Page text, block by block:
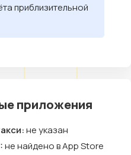
приблизительной
приложения
не указан
не найдено в App Store